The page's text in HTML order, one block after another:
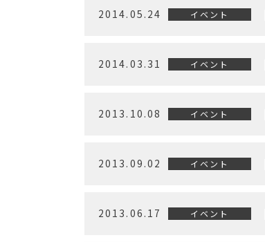
2014.05.24 イベント
2014.03.31 イベント
2013.10.08 イベント
2013.09.02 イベント
2013.06.17 イベント